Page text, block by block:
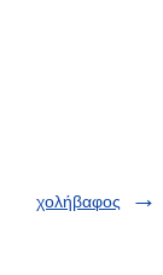
χολήβαφος